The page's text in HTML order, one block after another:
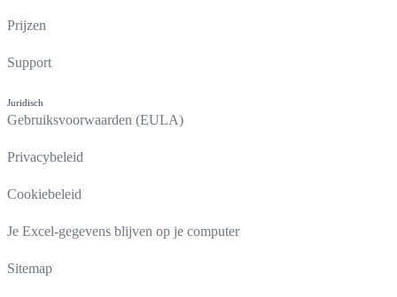
Prijzen
Support
Juridisch
Gebruiksvoorwaarden (EULA)
Privacybeleid
Cookiebeleid
Je Excel-gegevens blijven op je computer
Sitemap